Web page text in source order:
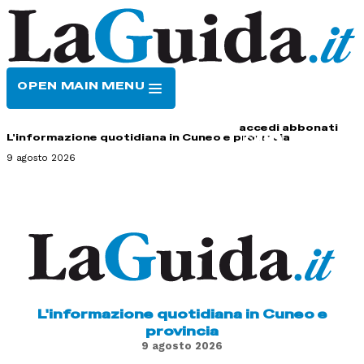
OPEN MAIN MENU
accedi abbonati
L'informazione quotidiana in Cuneo e provincia
9 agosto 2026
L'informazione quotidiana in Cuneo e
provincia
9 agosto 2026